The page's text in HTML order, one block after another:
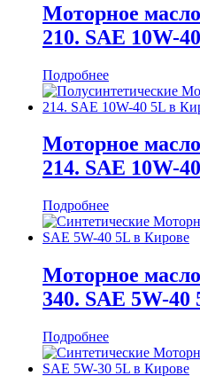
Моторное
210. SAE 10W-
Подробнее
Моторное
214. SAE 10W-
Подробнее
Моторное
340. SAE 5W-40
Подробнее